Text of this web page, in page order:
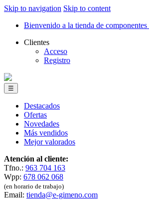
Skip to navigation Skip to content
Bienvenido a la tienda de
Clientes
Acceso
Registro
☰
Destacados
Ofertas
Novedades
Más vendidos
Mejor valorados
Atención al cliente:
Tfno.: 963 704 163
Wpp: 678 062 068
(en horario de trabajo)
Email: tienda@e-gimeno.com